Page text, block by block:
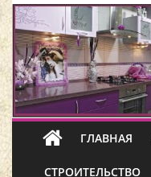
ГЛАВНАЯ
СТРОИТЕЛЬСТВО